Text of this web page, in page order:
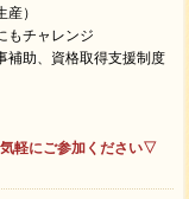
）
もチャレンジ
補助、資格取得支援制度
軽にご参加ください▽